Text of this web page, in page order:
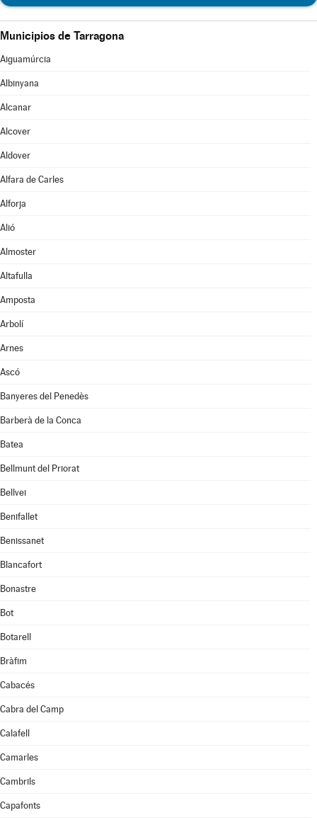
Municipios de Tarragona
Aiguamúrcia
Albinyana
Alcanar
Alcover
Aldover
Alfara de Carles
Alforja
Alió
Almoster
Altafulla
Amposta
Arbolí
Arnes
Ascó
Banyeres del Penedès
Barberà de la Conca
Batea
Bellmunt del Priorat
Bellvei
Benifallet
Benissanet
Blancafort
Bonastre
Bot
Botarell
Bràfim
Cabacés
Cabra del Camp
Calafell
Camarles
Cambrils
Capafonts